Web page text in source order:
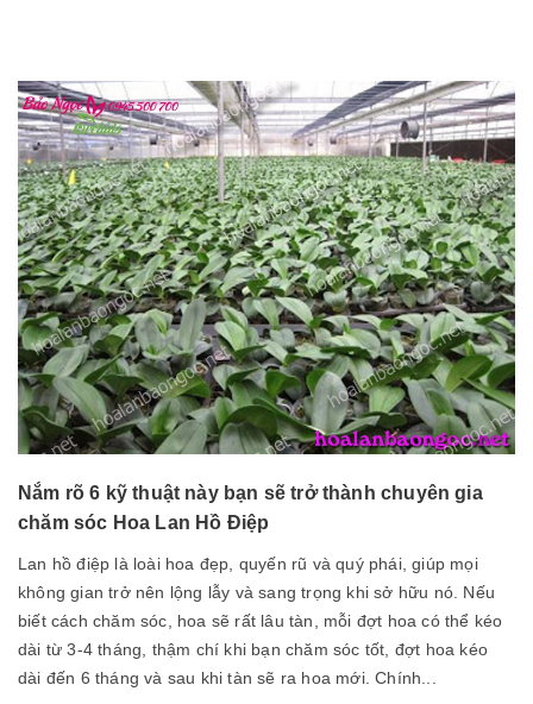
Nắm rõ 6 kỹ thuật này bạn sẽ trở thành chuyên gia
chăm sóc Hoa Lan Hồ Điệp
Lan hồ điệp là loài hoa đẹp, quyến rũ và quý phái, giúp mọi
không gian trở nên lộng lẫy và sang trọng khi sở hữu nó. Nếu
biết cách chăm sóc, hoa sẽ rất lâu tàn, mỗi đợt hoa có thể kéo
dài từ 3-4 tháng, thậm chí khi bạn chăm sóc tốt, đợt hoa kéo
dài đến 6 tháng và sau khi tàn sẽ ra hoa mới. Chính...